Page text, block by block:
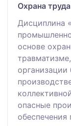
Охрана
Дисциплина
основе
организации
опасные